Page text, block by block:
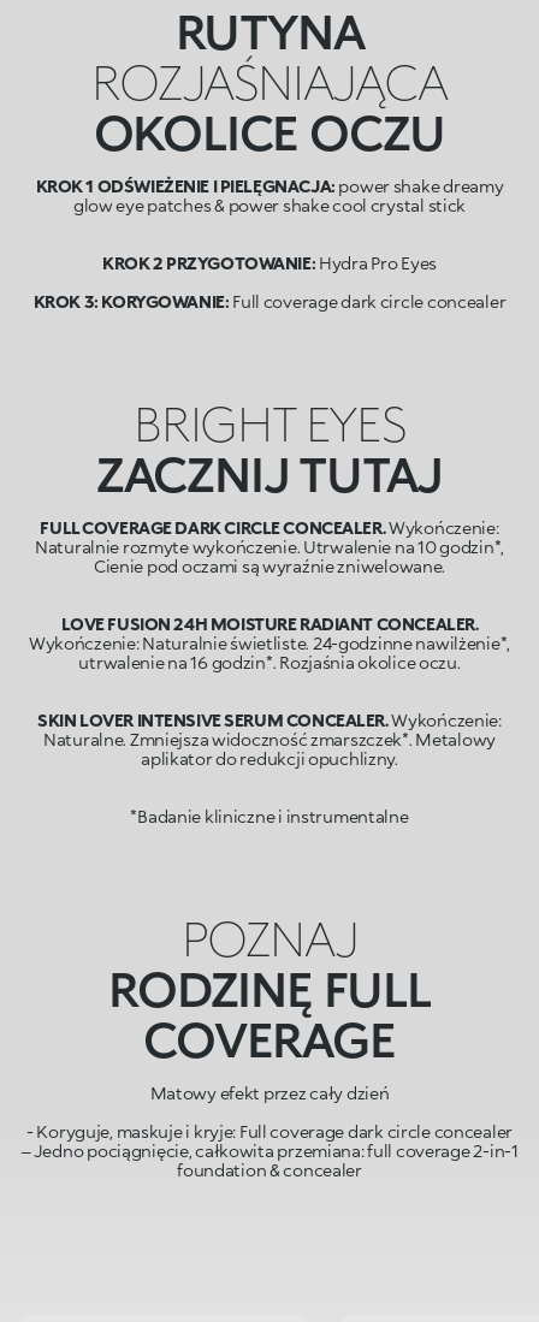
RUTYNA
ROZJAŚNIAJĄCA
OKOLICE OCZU
KROK 1 ODŚWIEŻENIE I PIELĘGNACJA: power shake dreamy
glow eye patches & power shake cool crystal stick
KROK 2 PRZYGOTOWANIE:
KROK 3: KORYGOWANIE: Full coverage dark circle concealer
BRIGHT EYES
ZACZNIJ TUTAJ
FULL COVERAGE DARK CIRCLE CONCEALER.Wykończenie:
Naturalnie rozmyte wykończenie. Utrwalenie na 10 godzin*,
Cienie pod oczami są wyraźnie zniwelowane.
LOVE FUSION 24H MOISTURE RADIANT CONCEALER.
Wykończenie: Naturalnie świetliste. 24-godzinne nawilżenie*,
utrwalenie na 16 godzin*. Rozjaśnia okolice oczu.
SKIN LOVER INTENSIVE SERUM CONCEALER.Wykończenie:
Naturalne. Zmniejsza widoczność zmarszczek*. Metalowy
aplikator do redukcji opuchlizny.
*Badanie kliniczne i instrumentalne
POZNAJ
RODZINĘ FULL
COVERAGE
Matowy efekt przez cały dzień
- Koryguje, maskuje i kryje: Full coverage dark circle concealer
– Jedno pociągnięcie, całkowita przemiana: full coverage 2-in-1
foundation & concealer